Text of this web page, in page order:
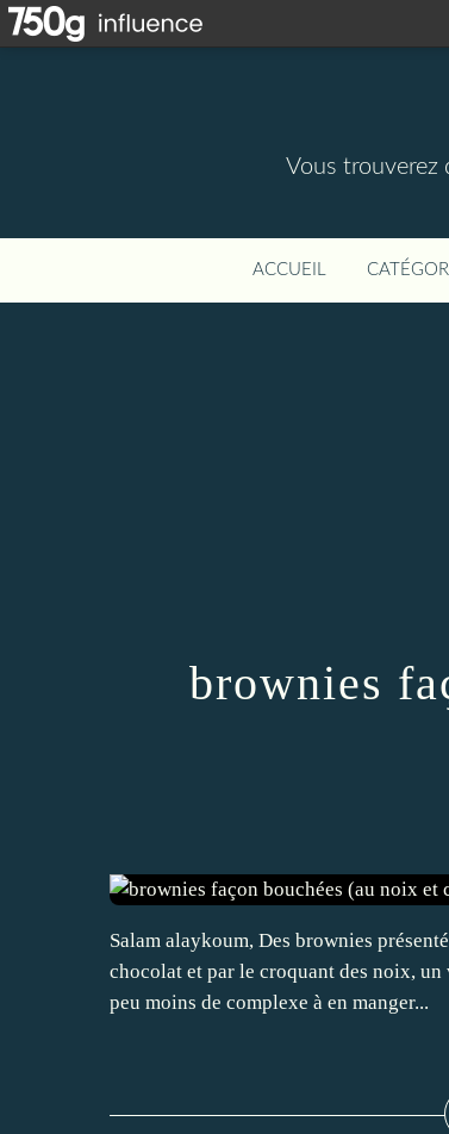
Vous trouverez
ACCUEIL
brownies
Salam alaykoum, Des brownies
chocolat et par le croquant des noix,
peu moins de complexe à en manger...